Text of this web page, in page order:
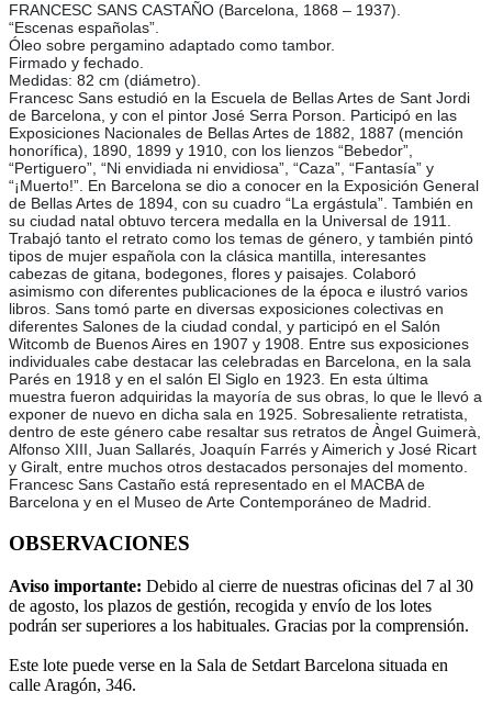
FRANCESC SANS CASTAÑO (Barcelona, 1868 – 1937).
“Escenas españolas”.
Óleo sobre pergamino adaptado como tambor.
Firmado y fechado.
Medidas: 82 cm (diámetro).
Francesc Sans estudió en la Escuela de Bellas Artes de Sant Jordi
de Barcelona, y con el pintor José Serra Porson. Participó en las
Exposiciones Nacionales de Bellas Artes de 1882, 1887 (mención
honorífica), 1890, 1899 y 1910, con los lienzos “Bebedor”,
“Pertiguero”, “Ni envidiada ni envidiosa”, “Caza”, “Fantasía” y
“¡Muerto!”. En Barcelona se dio a conocer en la Exposición General
de Bellas Artes de 1894, con su cuadro “La ergástula”. También en
su ciudad natal obtuvo tercera medalla en la Universal de 1911.
Trabajó tanto el retrato como los temas de género, y también pintó
tipos de mujer española con la clásica mantilla, interesantes
cabezas de gitana, bodegones, flores y paisajes. Colaboró
asimismo con diferentes publicaciones de la época e ilustró varios
libros. Sans tomó parte en diversas exposiciones colectivas en
diferentes Salones de la ciudad condal, y participó en el Salón
Witcomb de Buenos Aires en 1907 y 1908. Entre sus exposiciones
individuales cabe destacar las celebradas en Barcelona, en la sala
Parés en 1918 y en el salón El Siglo en 1923. En esta última
muestra fueron adquiridas la mayoría de sus obras, lo que le llevó a
exponer de nuevo en dicha sala en 1925. Sobresaliente retratista,
dentro de este género cabe resaltar sus retratos de Àngel Guimerà,
Alfonso XIII, Juan Sallarés, Joaquín Farrés y Aimerich y José Ricart
y Giralt, entre muchos otros destacados personajes del momento.
Francesc Sans Castaño está representado en el MACBA de
Barcelona y en el Museo de Arte Contemporáneo de Madrid.
OBSERVACIONES
Aviso importante: Debido al cierre de nuestras oficinas del 7 al 30
de agosto, los plazos de gestión, recogida y envío de los lotes
podrán ser superiores a los habituales. Gracias por la comprensión.
Este lote puede verse en la Sala de Setdart Barcelona situada en
calle Aragón, 346.